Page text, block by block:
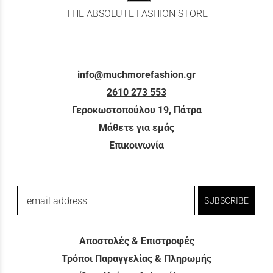
THE ABSOLUTE FASHION STORE
info@muchmorefashion.gr
2610 273 553
Γεροκωστοπούλου 19, Πάτρα
Μάθετε για εμάς
Επικοινωνία
email address SUBSCRIBE
Αποστολές & Επιστροφές
Τρόποι Παραγγελίας & Πληρωμής